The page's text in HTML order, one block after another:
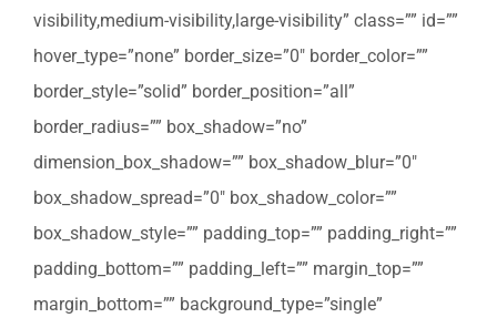
visibility,medium-visibility,large-visibility” class=”” id=””
hover_type=”none” border_size=”0″ border_color=””
border_style=”solid” border_position=”all”
border_radius=”” box_shadow=”no”
dimension_box_shadow=”” box_shadow_blur=”0″
box_shadow_spread=”0″ box_shadow_color=””
box_shadow_style=”” padding_top=”” padding_right=””
padding_bottom=”” padding_left=”” margin_top=””
margin_bottom=”” background_type=”single”